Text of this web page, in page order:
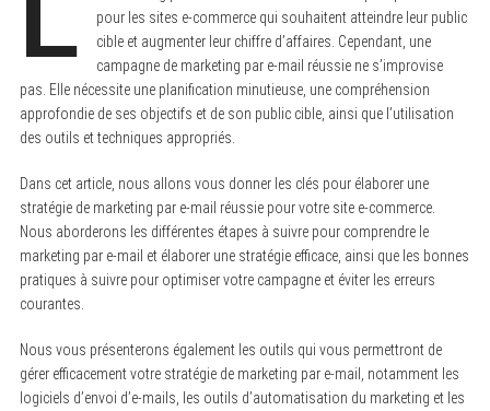
L
pour les sites e-commerce qui souhaitent atteindre leur public
cible et augmenter leur chiffre d’affaires. Cependant, une
campagne de marketing par e-mail réussie ne s’improvise
pas. Elle nécessite une planification minutieuse, une compréhension
approfondie de ses objectifs et de son public cible, ainsi que l’utilisation
des outils et techniques appropriés.
Dans cet article, nous allons vous donner les clés pour élaborer une
stratégie de marketing par e-mail réussie pour votre site e-commerce.
Nous aborderons les différentes étapes à suivre pour comprendre le
marketing par e-mail et élaborer une stratégie efficace, ainsi que les bonnes
pratiques à suivre pour optimiser votre campagne et éviter les erreurs
courantes.
Nous vous présenterons également les outils qui vous permettront de
gérer efficacement votre stratégie de marketing par e-mail, notamment les
logiciels d’envoi d’e-mails, les outils d’automatisation du marketing et les